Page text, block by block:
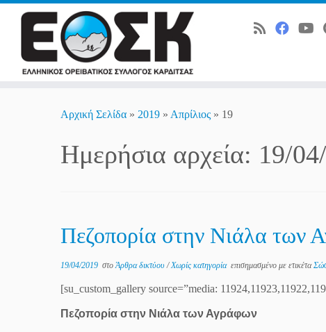
Αρχική Σελίδα » 2019 » Απρίλιος » 19
Ημερήσια αρχεία: 19/
Πεζοπορία στην Νιάλα των
19/04/2019 στοΆρθρα δικτύου/Χωρίς κατηγορία επισημασμένο με ετικέτα
[su_custom_gallery source=”media:
Πεζοπορία στην Νιάλα των Αγράφων